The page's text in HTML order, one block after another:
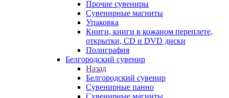
Прочие сувениры
Сувенирные магниты
Упаковка
Книги, книги в кожаном переплете,
открытки, CD и DVD диски
Полиграфия
Белгородский сувенир
Назад
Белгородский сувенир
Сувенирные панно
Сувенирные магниты